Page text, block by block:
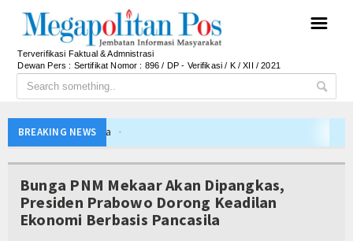
☰
Terverifikasi Faktual & Admnistrasi
Dewan Pers : Sertifikat Nomor : 896 / DP - Verifikasi / K / XII / 2021
BREAKING NEWS
Menteri UMKM Dorong APPI Perkuat Pasar
Anto Febrianto Tantang Pemuda Majalengka :
Interupsi PDIP Warnai Paripurna APBD
Bunga PNM Mekaar Akan Dipangkas,
Presiden Prabowo Dorong Keadilan
Ekonomi Berbasis Pancasila